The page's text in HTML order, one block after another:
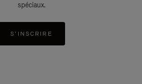
spéciaux.
S'INSCRIRE